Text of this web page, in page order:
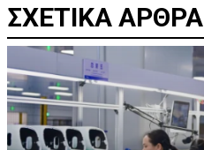
ΣΧΕΤΙΚΑ ΑΡΘΡΑ